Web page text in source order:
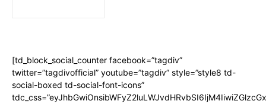
[td_block_social_counter facebook=”tagdiv”
twitter=”tagdivofficial” youtube=”tagdiv” style=”style8 td-
social-boxed td-social-font-icons”